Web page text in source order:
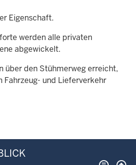
Eigenschaft.
werden alle privaten
abgewickelt.
über den Stühmerweg erreicht,
Fahrzeug- und Lieferverkehr